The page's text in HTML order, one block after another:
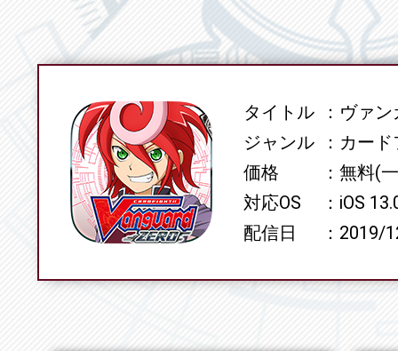
SPECタイトル
ヴァン
ジャンル
カード
価格
無料(
対応OS
iOS
配信日
2019/